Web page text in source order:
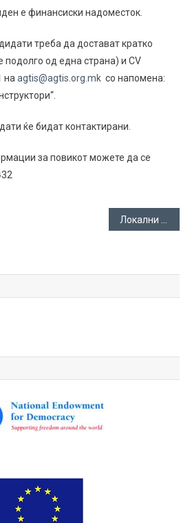
е финансиски надоместок.
треба да достават кратко
од една страна) и CV
на agtis@agtis.org.mkсо напомена:
ќе бидат контактирани.
за повикот можете да се